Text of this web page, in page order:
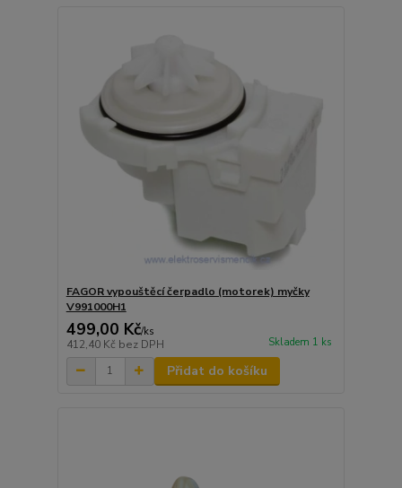
FAGOR vypouštěcí čerpadlo (motorek) myčky
V991000H1
499,00 Kč/ks
412,40 Kč bez DPH Skladem 1 ks
Přidat do košíku